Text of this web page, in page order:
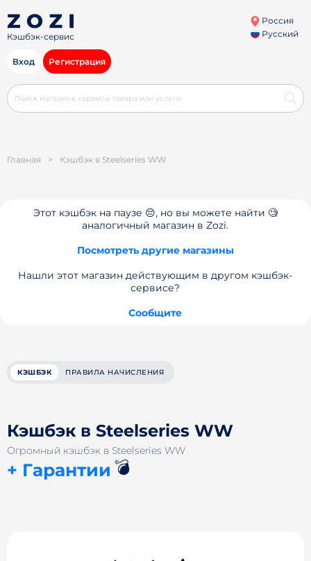
Кэшбэк-сервис
Россия
Русский
Вход Регистрация
Главная > Кэшбэк в Steelseries WW
Этот кэшбэк на паузе 😔, но вы можете найти 🧐
аналогичный магазин в Zozi.
Посмотреть другие магазины
Нашли этот магазин действующим в другом кэшбэк-
сервисе?
Сообщите
КЭШБЭК ПРАВИЛА НАЧИСЛЕНИЯ
Кэшбэк в Steelseries WW
Огромный кэшбэк в Steelseries WW
+ Гарантии 💣